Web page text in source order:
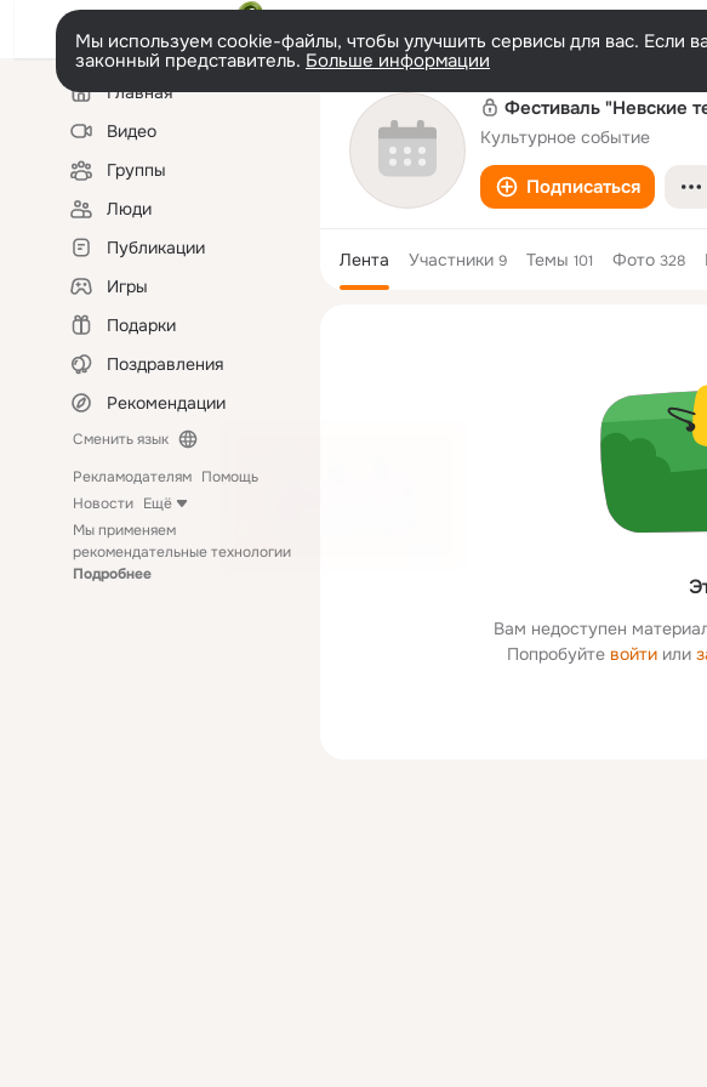
Мы используем cookie-файлы, чтобы улучшить сервисы для вас. Если
законный представитель. Больше информации
Левая
колонкаГлавная
Видео
Группы
Люди
Публикации
Игры
Подарки
Поздравления
Рекомендации
Сменить язык
Рекламодателям Помощь
Новости Ещё
Мы применяем
рекомендательные технологии
Подробнее
Фестиваль "Невские
Культурное событие
Подписаться
Лента Участники 9 Темы 101 Фото 328
Вам недоступен
Попробуйте войти или